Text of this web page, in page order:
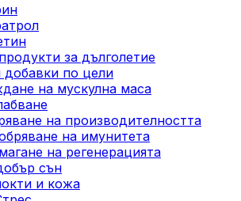
за дълголетие
добавки по цели
на мускулна маса
на производителността
на имунитета
на регенерацията
сън
и кожа